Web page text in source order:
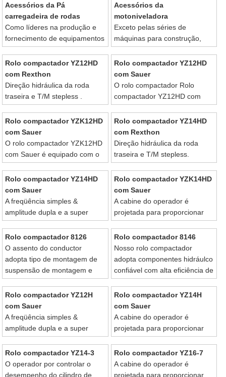
manutenção. lidar com sistema P.P.C .
Acessórios da Pá
carregadeira de rodas
Como líderes na produção e
fornecimento de equipamentos
para construção e máquinas
para construção.
Acessórios da
motoniveladora
Exceto pelas séries de
máquinas para construção,
veículos de engenharia e
equipamentos para contrução
tais como Pá carregadeira de
rodas.
Rolo compactador YZ12HD
com Rexthon
Direção hidráulica da roda
traseira e T/M stepless .
Rolo compactador YZ12HD
com Sauer
O rolo compactador Rolo
compactador YZ12HD com
Sauer é equipado com o motor
DongFeng Cummins.
Rolo compactador YZK12HD
com Sauer
O rolo compactador YZK12HD
com Sauer é equipado com o
motor DongFeng Cummins.
Rolo compactador YZ14HD
com Rexthon
Direção hidráulica da roda
traseira e T/M stepless.
Rolo compactador YZ14HD
com Sauer
A freqüência simples &
amplitude dupla e a super
força centrífuga cria um forte
efeito de compactação.
Rolo compactador YZK14HD
com Sauer
A cabine do operador é
projetada para proporcionar
segurança e conforto.
Rolo compactador 8126
O assento do conductor
adopta tipo de montagem de
suspensão de montagem e
pode ser completamente
ajustado.
Rolo compactador 8146
Nosso rolo compactador
adopta componentes hidráulco
confiável com alta eficiência de
funcionamento.
Rolo compactador YZ12H
com Sauer
A freqüência simples &
amplitude dupla e a super
força centrífuga cria um forte
efeito de compactação .
Rolo compactador YZ14H
com Sauer
A cabine do operador é
projetada para proporcionar
segurança e conforto.
Rolo compactador YZ14-3
O operador por controlar o
desempenho do cilindro de
Rolo compactador YZ16-7
A cabine do operador é
projetada para proporcionar